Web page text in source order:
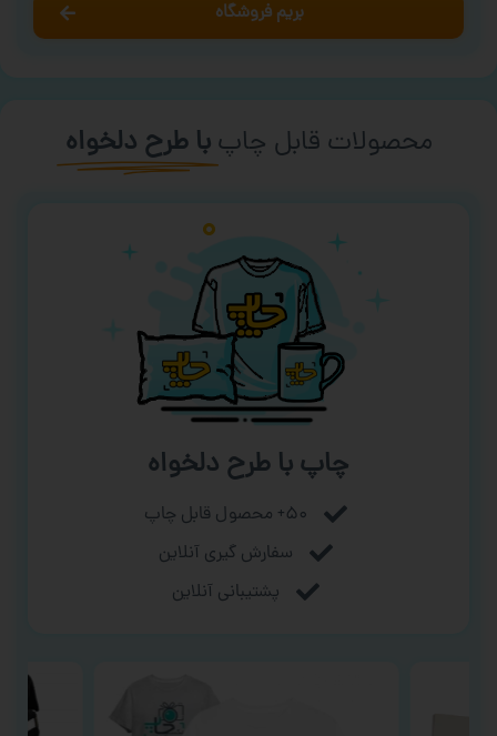
بریم فروشگاه
محصولات قابل چاپ با طرح دلخواه
چاپ با طرح دلخواه
۵۰+ محصول قابل چاپ
سفارش گیری آنلاین
پشتیبانی آنلاین